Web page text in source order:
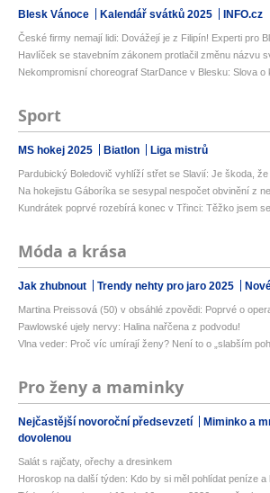
Blesk Vánoce Kalendář svátků 2025 INFO.cz
České firmy nemají lidi: Dovážejí je z Filipín! Experti pro
Havlíček se stavebním zákonem protlačil změnu názvu
Nekompromisní choreograf StarDance v Blesku: Slova o
Sport
MS hokej 2025 Biatlon Liga mistrů
Pardubický Boledovič vyhlíží střet se Slavií: Je škoda, že
Na hokejistu Gáboríka se sesypal nespočet obvinění z
Kundrátek poprvé rozebírá konec v Třinci: Těžko jsem
Móda a krása
Jak zhubnout Trendy nehty pro jaro 2025
Martina Preissová (50) v obsáhlé zpovědi: Poprvé o
Pawlowské ujely nervy: Halina nařčena z podvodu!
Vlna veder: Proč víc umírají ženy? Není to o „slabším
Pro ženy a maminky
Nejčastější novoroční předsevzetí Miminko a
dovolenou
Salát s rajčaty, ořechy a dresinkem
Horoskop na další týden: Kdo by si měl pohlídat peníze a